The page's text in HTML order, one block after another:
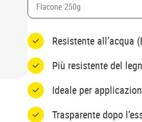
Flacone 250g
Resistente all’acqua
Più resistente del
Ideale per
Trasparente dopo